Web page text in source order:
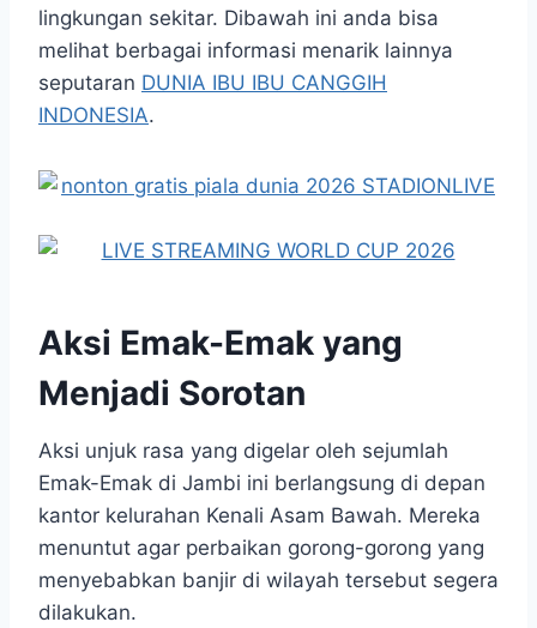
lingkungan sekitar. Dibawah ini anda bisa
melihat berbagai informasi menarik lainnya
seputaran DUNIA IBU IBU CANGGIH
INDONESIA.
Aksi Emak-Emak yang
Menjadi Sorotan
Aksi unjuk rasa yang digelar oleh sejumlah
Emak-Emak di Jambi ini berlangsung di depan
kantor kelurahan Kenali Asam Bawah. Mereka
menuntut agar perbaikan gorong-gorong yang
menyebabkan banjir di wilayah tersebut segera
dilakukan.